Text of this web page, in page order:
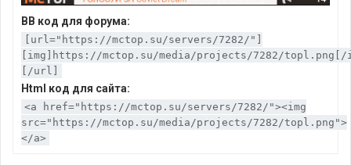
BB код для форума:
[url="https://mctop.su/servers/7282/"]
[img]https://mctop.su/media/projects/7282/topl.png[/
[/url]
Html код для сайта:
<a href="https://mctop.su/servers/7282/"><img
src="https://mctop.su/media/projects/7282/topl.png">
</a>